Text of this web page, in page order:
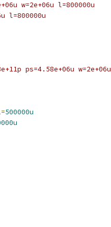
w=2e+06u l=800000u
l=800000u
ps=4.58e+06u
=500000u